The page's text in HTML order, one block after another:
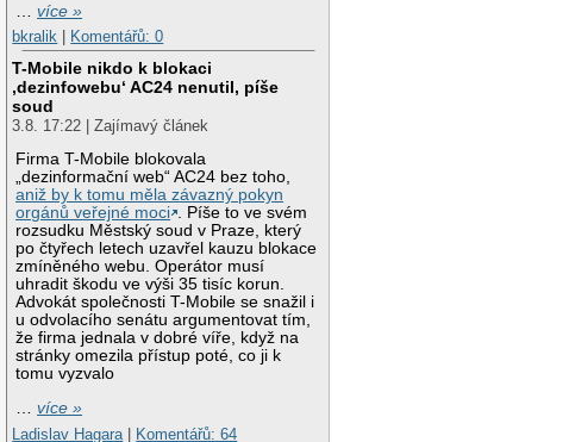
…více »
bkralik
Komentářů: 0
T-Mobile nikdo k blokaci
‚dezinfowebu‘ AC24 nenutil, píše
soud
3.8. 17:22 | Zajímavý článek
Firma T-Mobile blokovala
„dezinformační web“ AC24 bez toho,
aniž by k tomu měla závazný pokyn
orgánů veřejné moci . Píše to ve svém
rozsudku Městský soud v Praze, který
po čtyřech letech uzavřel kauzu blokace
zmíněného webu. Operátor musí
uhradit škodu ve výši 35 tisíc korun.
Advokát společnosti T-Mobile se snažil i
u odvolacího senátu argumentovat tím,
že firma jednala v dobré víře, když na
stránky omezila přístup poté, co ji k
tomu vyzvalo
…více »
Ladislav Hagara | Komentářů: 64